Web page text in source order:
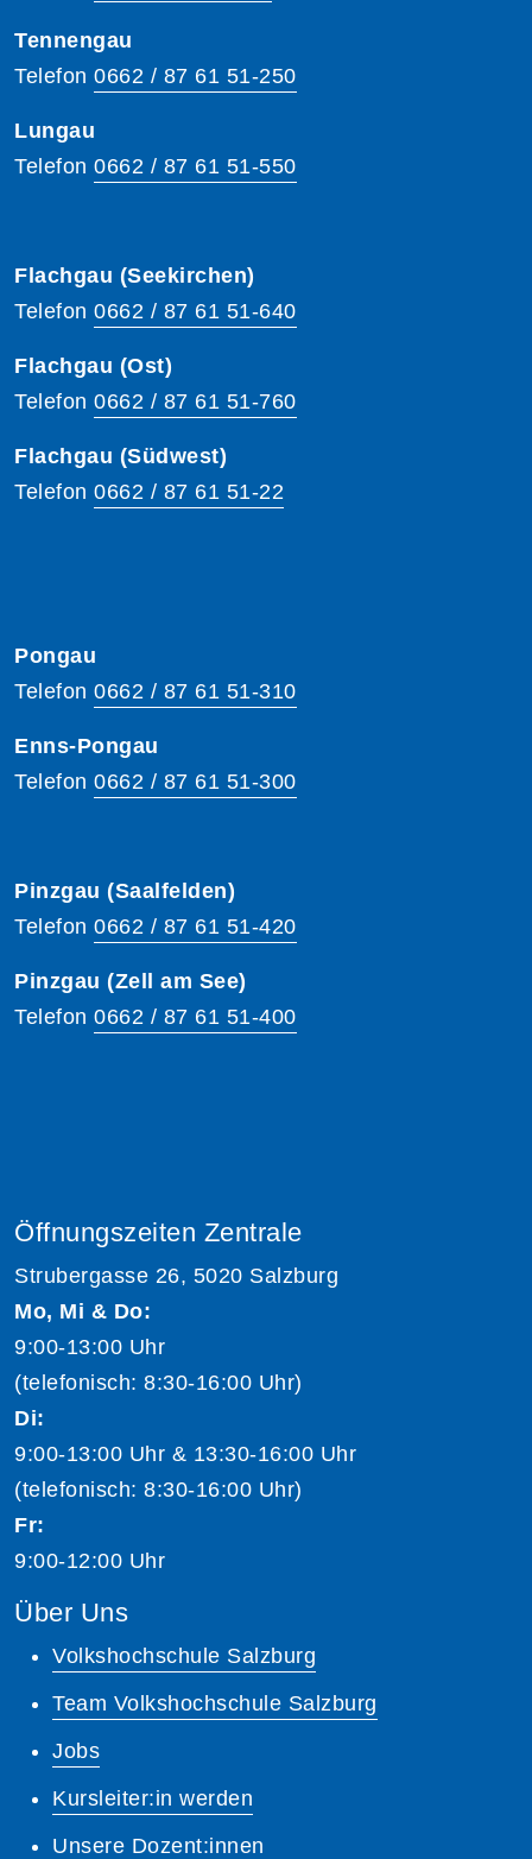
Tennengau
Telefon 0662 / 87 61 51-250
Lungau
Telefon 0662 / 87 61 51-550
Flachgau (Seekirchen)
Telefon 0662 / 87 61 51-640
Flachgau (Ost)
Telefon 0662 / 87 61 51-760
Flachgau (Südwest)
Telefon 0662 / 87 61 51-22
Pongau
Telefon 0662 / 87 61 51-310
Enns-Pongau
Telefon 0662 / 87 61 51-300
Pinzgau (Saalfelden)
Telefon 0662 / 87 61 51-420
Pinzgau (Zell am See)
Telefon 0662 / 87 61 51-400
Öffnungszeiten Zentrale
Strubergasse 26, 5020 Salzburg
Mo, Mi & Do:
9:00-13:00 Uhr
(telefonisch: 8:30-16:00 Uhr)
Di:
9:00-13:00 Uhr & 13:30-16:00 Uhr
(telefonisch: 8:30-16:00 Uhr)
Fr:
9:00-12:00 Uhr
Über Uns
Volkshochschule Salzburg
Team Volkshochschule Salzburg
Jobs
Kursleiter:in werden
Unsere Dozent:innen